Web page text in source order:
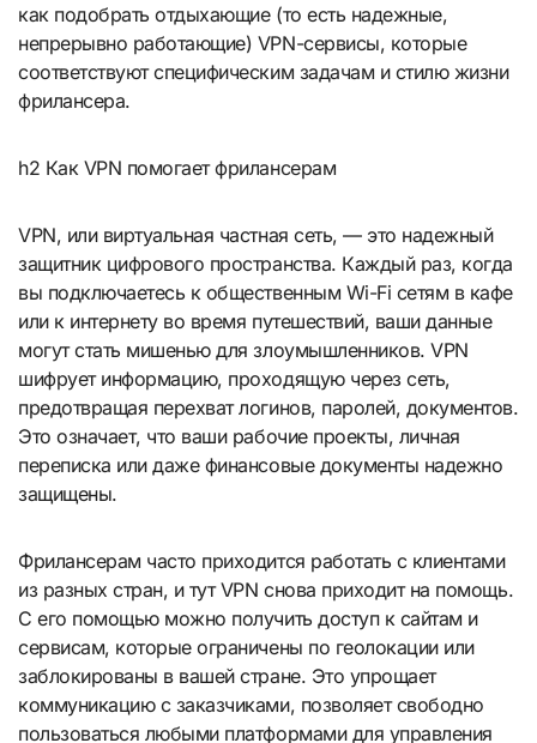
как подобрать отдыхающие (то есть надежные,
непрерывно работающие) VPN-сервисы, которые
соответствуют специфическим задачам и стилю жизни
фрилансера.
h2 Как VPN помогает фрилансерам
VPN, или виртуальная частная сеть, — это надежный
защитник цифрового пространства. Каждый раз, когда
вы подключаетесь к общественным Wi-Fi сетям в кафе
или к интернету во время путешествий, ваши данные
могут стать мишенью для злоумышленников. VPN
шифрует информацию, проходящую через сеть,
предотвращая перехват логинов, паролей, документов.
Это означает, что ваши рабочие проекты, личная
переписка или даже финансовые документы надежно
защищены.
Фрилансерам часто приходится работать с клиентами
из разных стран, и тут VPN снова приходит на помощь.
С его помощью можно получить доступ к сайтам и
сервисам, которые ограничены по геолокации или
заблокированы в вашей стране. Это упрощает
коммуникацию с заказчиками, позволяет свободно
пользоваться любыми платформами для управления